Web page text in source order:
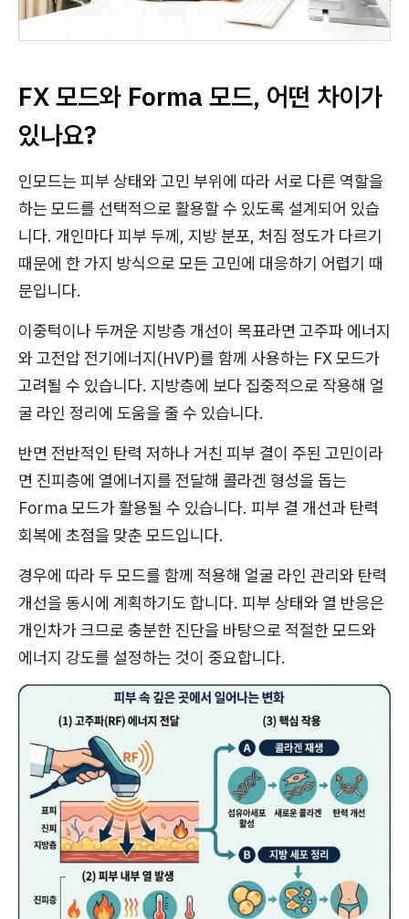
FX 모드와 Forma 모드, 어떤 차이가
있나요?
인모드는 피부 상태와 고민 부위에 따라 서로 다른 역할을
하는 모드를 선택적으로 활용할 수 있도록 설계되어 있습
니다. 개인마다 피부 두께, 지방 분포, 처짐 정도가 다르기
때문에 한 가지 방식으로 모든 고민에 대응하기 어렵기 때
문입니다.
이중턱이나 두꺼운 지방층 개선이 목표라면 고주파 에너지
와 고전압 전기에너지(HVP)를 함께 사용하는 FX 모드가
고려될 수 있습니다. 지방층에 보다 집중적으로 작용해 얼
굴 라인 정리에 도움을 줄 수 있습니다.
반면 전반적인 탄력 저하나 거친 피부 결이 주된 고민이라
면 진피층에 열에너지를 전달해 콜라겐 형성을 돕는
Forma 모드가 활용될 수 있습니다. 피부 결 개선과 탄력
회복에 초점을 맞춘 모드입니다.
경우에 따라 두 모드를 함께 적용해 얼굴 라인 관리와 탄력
개선을 동시에 계획하기도 합니다. 피부 상태와 열 반응은
개인차가 크므로 충분한 진단을 바탕으로 적절한 모드와
에너지 강도를 설정하는 것이 중요합니다.